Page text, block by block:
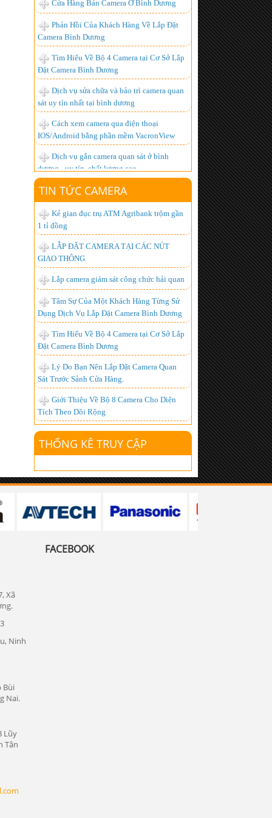
Tìm Hiểu Về Bộ 4 Camera tại Cơ Sở Lắp
Đặt Camera Bình Dương
Dịch vụ sửa chữa và bảo trì camera quan
sát uy tín nhất tại bình dương
Cách xem camera qua điện thoại
IOS/Android bằng phần mềm VacronView
Dịch vụ gắn camera quan sát ở bình
dương - uy tín, chất lượng cao
BỘ ĐÀM GIÁ RẺ, CHUYÊN DỤNG,
CHẤT LƯỢNG NHẤT HIỆN NAY
Lắp đặt camera giá bao nhiêu là hợp lý
Hơn 1.000 khách hàng đã trở thành
người tiêu dùng thông minh, còn bạn thì sao?
Lắp đặt camera quan sát góc rộng xem
Chuyên Lắp đặt camera tại kcn đồng nai
- chất lượng nhất
Lắp đặt camera quan sát giá rẻ tại Đồng
Nai
Camera IP là gì? Ưu điểm của camera ip?
lắp đặt camera giá rẻ tphcm, lắp đặt
Lắp đặt truyền hình k+, Lắp đặt k+
Lắp đặt camera tại công ty ValiExo
Lắp Đặt Camera công ty S.G tại Bình
Lắp đặt camera tại bình dương
Lắp Đặt Camera Bình Dương
Lắp đặt camera quan sát tại quận Thủ
TIN TỨC CAMERA
Kẻ gian đục trụ ATM Agribank trộm gần
1 tỉ đồng
LẮP ĐẶT CAMERA TẠI CÁC NÚT
GIAO THÔNG
Lắp camera giám sát công chức hải quan
Tâm Sự Của Một Khách Hàng Từng Sử
Dụng Dịch Vụ Lắp Đặt Camera Bình Dương
Tìm Hiểu Về Bộ 4 Camera tại Cơ Sở Lắp
Đặt Camera Bình Dương
Lý Do Bạn Nên Lắp Đặt Camera Quan
Sát Trước Sảnh Cửa Hàng.
Giới Thiệu Về Bộ 8 Camera Cho Diện
Tích Theo Dõi Rộng
THỐNG KÊ TRUY CẬP
Xã
Ninh
Bùi
Nai.
Lũy
Tân
FACEBOOK